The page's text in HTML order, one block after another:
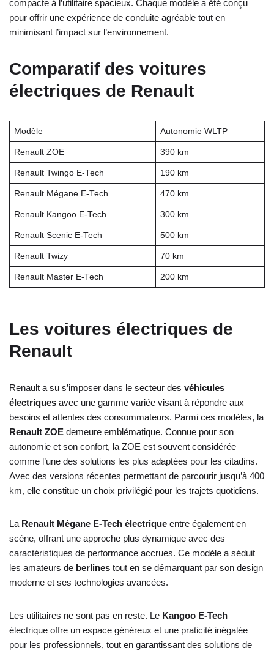
compacte à l’utilitaire spacieux. Chaque modèle a été conçu
pour offrir une expérience de conduite agréable tout en
minimisant l’impact sur l’environnement.
Comparatif des voitures
électriques de Renault
Modèle Autonomie WLTP
Renault ZOE 390 km
Renault Twingo E-Tech 190 km
Renault Mégane E-Tech 470 km
Renault Kangoo E-Tech 300 km
Renault Scenic E-Tech 500 km
Renault Twizy 70 km
Renault Master E-Tech 200 km
Les voitures électriques de
Renault
Renault a su s’imposer dans le secteur des véhicules
électriques avec une gamme variée visant à répondre aux
besoins et attentes des consommateurs. Parmi ces modèles, la
Renault ZOE demeure emblématique. Connue pour son
autonomie et son confort, la ZOE est souvent considérée
comme l’une des solutions les plus adaptées pour les citadins.
Avec des versions récentes permettant de parcourir jusqu’à 400
km, elle constitue un choix privilégié pour les trajets quotidiens.
La Renault Mégane E-Tech électrique entre également en
scène, offrant une approche plus dynamique avec des
caractéristiques de performance accrues. Ce modèle a séduit
les amateurs de berlines tout en se démarquant par son design
moderne et ses technologies avancées.
Les utilitaires ne sont pas en reste. Le Kangoo E-Tech
électrique offre un espace généreux et une praticité inégalée
pour les professionnels, tout en garantissant des solutions de